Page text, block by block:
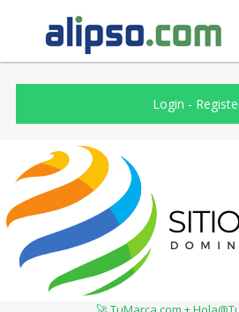
Login -